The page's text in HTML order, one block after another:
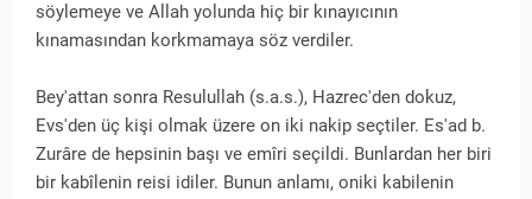
söylemeye ve Allah yolunda hiç bir kınayıcının
kınamasından korkmamaya söz verdiler.
Bey'attan sonra Resulullah (s.a.s.), Hazrec'den dokuz,
Evs'den üç kişi olmak üzere on iki nakip seçtiler. Es'ad b.
Zurâre de hepsinin başı ve emîri seçildi. Bunlardan her biri
bir kabîlenin reisi idiler. Bunun anlamı, oniki kabilenin